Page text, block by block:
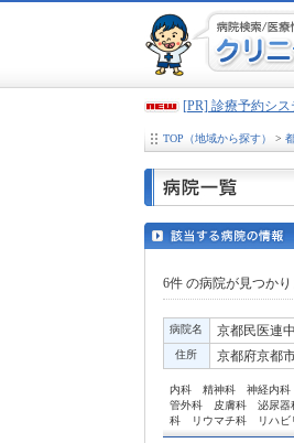
[PR] 診療予約シス
TOP（地域から探す） >
6件の病院が見つかり
病院名 京都民医連
住所 京都府京都
内科 精神科 神経内
管外科 皮膚科 泌尿
科 リウマチ科 リハビ